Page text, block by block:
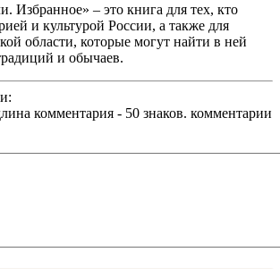
Избранное» – это книга для тех, кто
и культурой России, а также для
области, которые могут найти в ней
и обычаев.
комментария - 50 знаков. комментарии